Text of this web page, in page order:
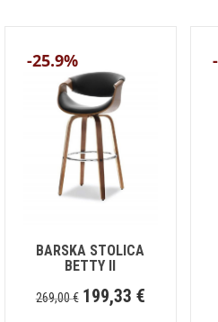
-25.9%
BARSKA STOLICA
BETTY II
269,00€ 199,33 €